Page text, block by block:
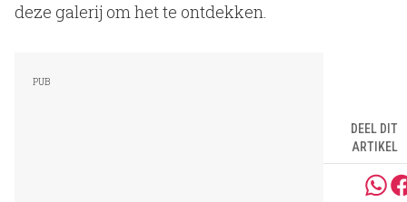
deze galerij om het te ontdekken.
DEEL DIT
ARTIKEL